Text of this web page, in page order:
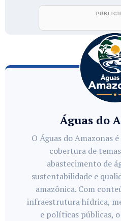
Águas do
O Águas do Amazonas
cobertura de
abastecimento de
sustentabilidade e
amazônica. Com
infraestrutura hídrica,
e políticas públicas,